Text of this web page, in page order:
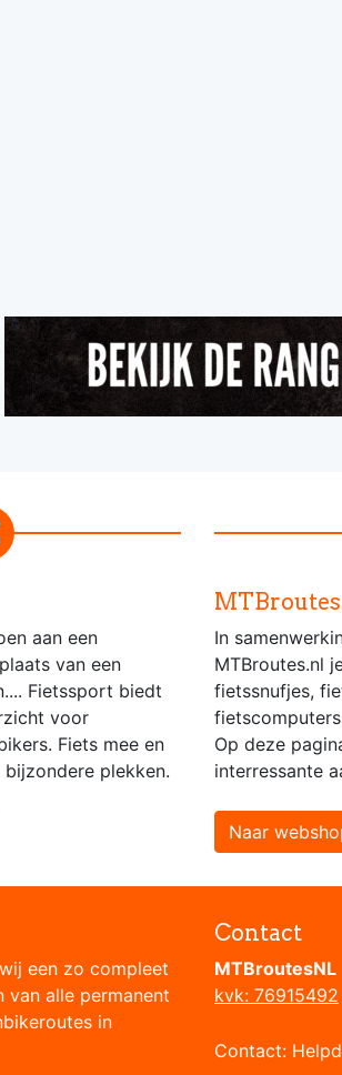
aan een
van een
Fietssport biedt
voor
Fiets mee en
plekken.
In
MTBroutes.nl
fietssnufjes,
Op deze
interressante
Naar
een zo compleet
alle permanent
in
Contact
MTBroutesNL
kvk: 76915492
Contact: